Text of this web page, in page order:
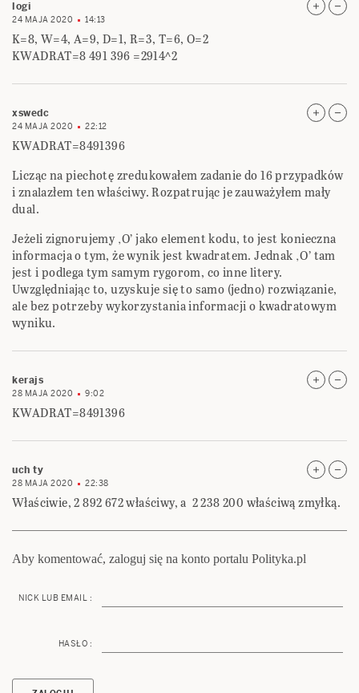
logi
24 MAJA 2020 14:13
K=8, W=4, A=9, D=1, R=3, T=6, O=2
KWADRAT=8 491 396 =2914^2
xswedc
24 MAJA 2020 22:12
KWADRAT=8491396
Licząc na piechotę zredukowałem zadanie do 16 przypadków
i znalazłem ten właściwy. Rozpatrując je zauważyłem mały
dual.
Jeżeli zignorujemy ‚O’ jako element kodu, to jest konieczna
informacja o tym, że wynik jest kwadratem. Jednak ‚O’ tam
jest i podlega tym samym rygorom, co inne litery.
Uwzględniając to, uzyskuje się to samo (jedno) rozwiązanie,
ale bez potrzeby wykorzystania informacji o kwadratowym
wyniku.
kerajs
28 MAJA 2020 9:02
KWADRAT=8491396
uch ty
28 MAJA 2020 22:38
Właściwie, 2 892 672 właściwy, a 2 238 200 właściwą zmyłką.
Aby komentować, zaloguj się na konto portalu Polityka.pl
NICK LUB EMAIL :
HASŁO :